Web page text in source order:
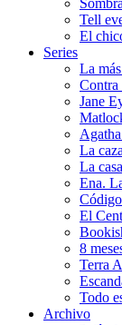
Tell
El
Series
La
Contra
Jane
La
La
Ena.
El
8
Terra
Todo
Archivo